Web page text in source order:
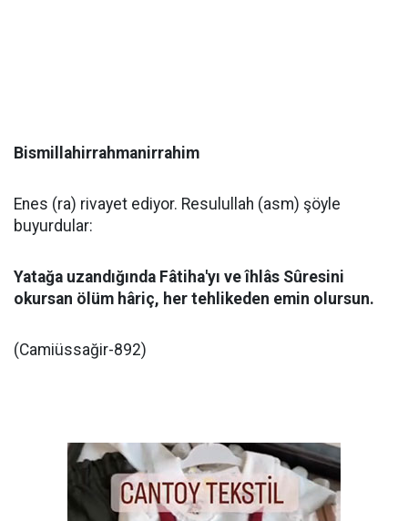
Bismillahirrahmanirrahim
Enes (ra) rivayet ediyor. Resulullah (asm) şöyle
buyurdular:
Yatağa uzandığında Fâtiha'yı ve îhlâs Sûresini
okursan ölüm hâriç, her tehlikeden emin olursun.
(Camiüssağir-892)